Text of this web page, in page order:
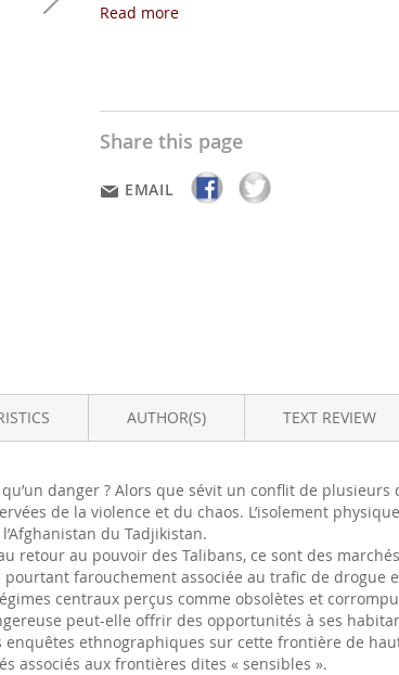
Read more
Share this page
EMAIL
danger ? Alors que sévit un conflit de
de la violence et du chaos. L’isolement
du Tadjikistan.
retour au pouvoir des Talibans, ce sont des
farouchement associée au trafic de drogue
centraux perçus comme obsolètes et
peut-elle offrir des opportunités à ses
enquêtes ethnographiques sur cette frontière de
associés aux frontières dites « sensibles ».
AUTHOR(S) TEXT REVIEW